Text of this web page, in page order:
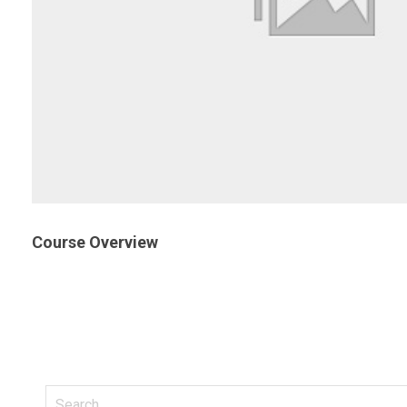
Course Overview